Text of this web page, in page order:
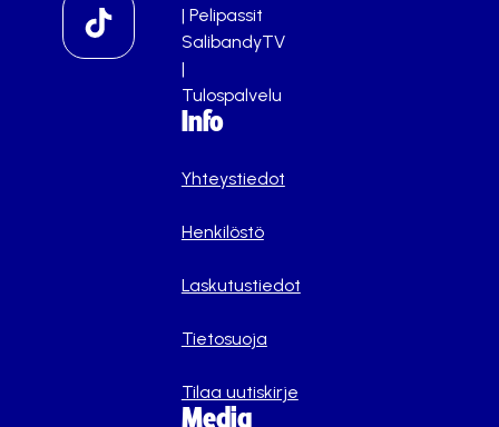
| Pelipassit
SalibandyTV
|
Tulospalvelu
Info
Yhteystiedot
Henkilöstö
Laskutustiedot
Tietosuoja
Tilaa uutiskirje
Media